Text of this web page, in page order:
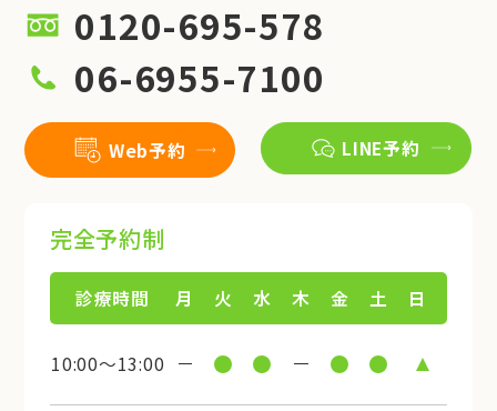
0120-695-578
06-6955-7100
Web予約 LINE予約
完全予約制
診療時間 月 火 水 木 金 土 日
10:00～13:00